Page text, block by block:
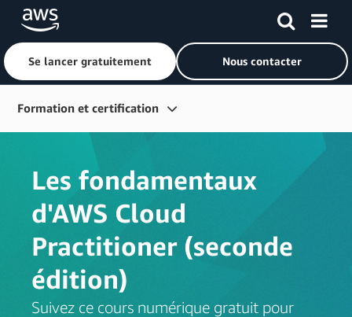
Passer au contenu principal
Se lancer gratuitement Nous contacter
Formation et certification
Obtenir une certification
Développer votre équipe
Formation des partenaires AWS
Programmes d'enseignement
Institut du cloud AWS
Les fondamentaux
d'AWS Cloud
Practitioner (seconde
édition)
Suivez ce cours numérique gratuit pour